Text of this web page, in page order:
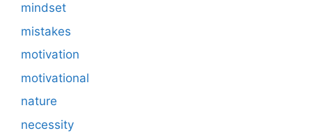
mindset
mistakes
motivation
motivational
nature
necessity